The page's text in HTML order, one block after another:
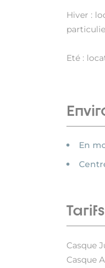
Hiver :
Eté :
En
Tarifs
Casque
Casque